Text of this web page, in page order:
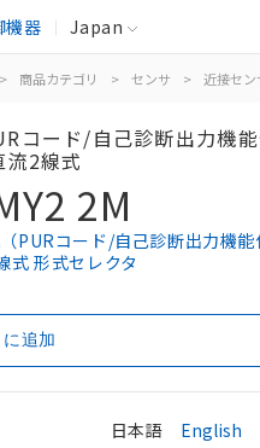
機器 Japan
> 商品カテゴリ > センサ > 近接セン
コード/自己診断出力機
2線式
2M
PURコード/自己診断出力機
式 形式セレクタ
追加
日本語 English